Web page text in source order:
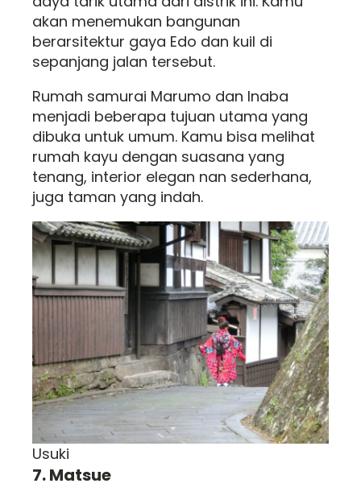
akan menemukan bangunan
berarsitektur gaya Edo dan kuil di
sepanjang jalan tersebut.
Rumah samurai Marumo dan Inaba
menjadi beberapa tujuan utama yang
dibuka untuk umum. Kamu bisa melihat
rumah kayu dengan suasana yang
tenang, interior elegan nan sederhana,
juga taman yang indah.
Usuki
7. Matsue